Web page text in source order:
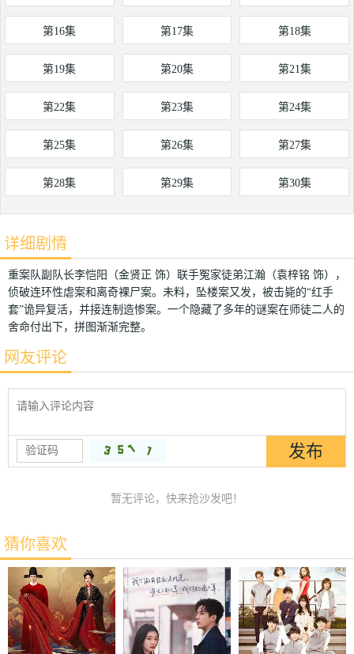
第16集 第17集 第18集
第19集 第20集 第21集
第22集 第23集 第24集
第25集 第26集 第27集
第28集 第29集 第30集
详细剧情
重案队副队长李恺阳（金贤正 饰）联手冤家徒弟江瀚（袁梓铭 饰），
侦破连环性虐案和离奇裸尸案。未料，坠楼案又发，被击毙的“红手
套”诡异复活，并接连制造惨案。一个隐藏了多年的谜案在师徒二人的
舍命付出下，拼图渐渐完整。
网友评论
暂无评论，快来抢沙发吧！
猜你喜欢